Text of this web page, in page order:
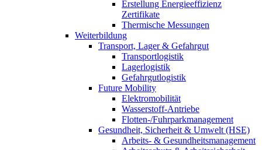
Erstellung Energieeffizienz
Zertifikate
Thermische Messungen
Weiterbildung
Transport, Lager & Gefahrgut
Transportlogistik
Lagerlogistik
Gefahrgutlogistik
Future Mobility
Elektromobilität
Wasserstoff-Antriebe
Flotten-/Fuhrparkmanagement
Gesundheit, Sicherheit & Umwelt (HSE)
Arbeits- & Gesundheitsmanagement